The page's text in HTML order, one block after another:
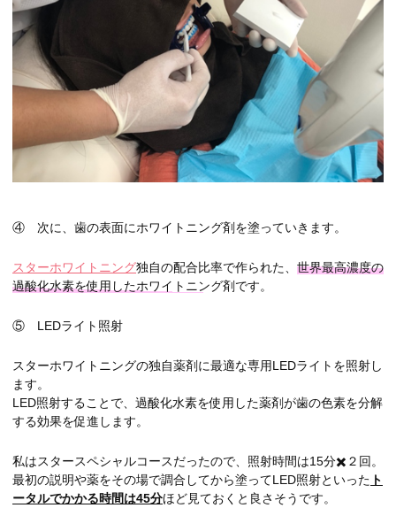
④ 次に、歯の表面にホワイトニング剤を塗っていきます。
スターホワイトニング独自の配合比率で作られた、 世界最高濃度の
過酸化水素を使用したホワイトニング剤 です。
⑤ LEDライト照射
スターホワイトニングの独自薬剤に最適な専用LEDライトを照射し
ます。
LED照射することで、過酸化水素を使用した薬剤が歯の色素を分解
する効果を促進します。
私はスタースペシャルコースだったので、照射時間は15分✖️２回。
最初の説明や薬をその場で調合してから塗ってLED照射といった ト
ータルでかかる時間は45分ほど見ておくと良さそうです。